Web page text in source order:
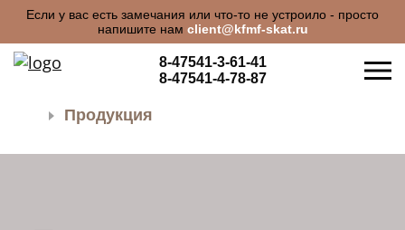
Если у вас есть замечания или что-то не устроило - просто
напишите нам client@kfmf-skat.ru
8-47541-3-61-41
8-47541-4-78-87
Продукция